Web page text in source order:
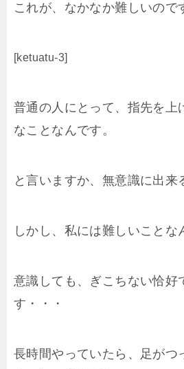
これが、なかなか難しいので
[ketuatu-3]
普通の人にとって、指先を上
なことなんです。
と言いますか、無意識に出来
しかし、私には難しいことな
意識しても、ぎこちない恰好
す・・・
長時間やっていたら、足がつ